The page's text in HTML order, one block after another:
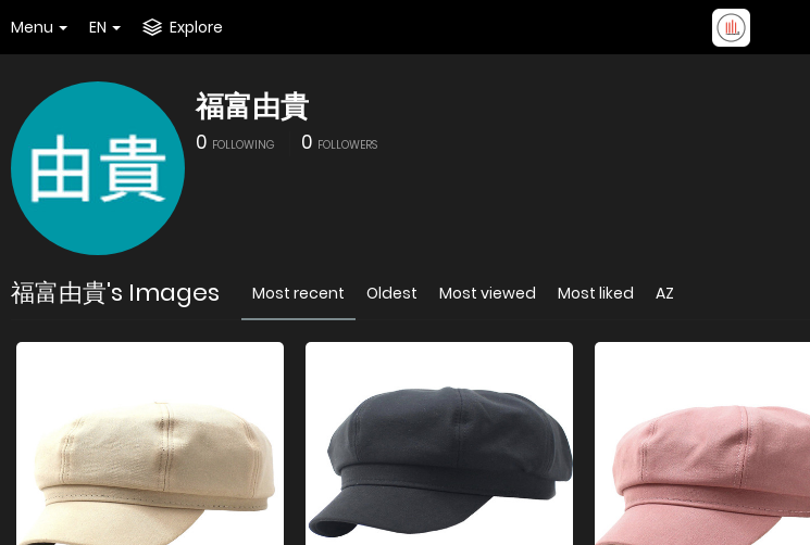
Menu EN Explore
福富由貴
0 FOLLOWING 0 FOLLOWERS
福富由貴's Images Most recent Oldest Most viewed Most liked AZ